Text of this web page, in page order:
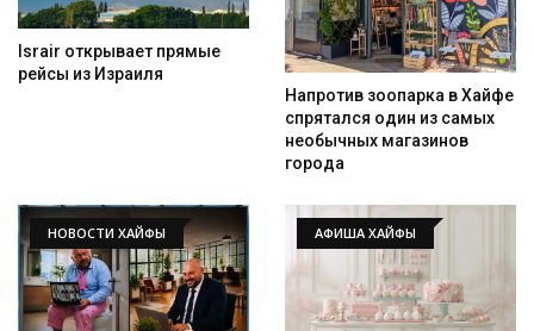
Israir открывает прямые
рейсы из Израиля
Напротив зоопарка в Хайфе
спрятался один из самых
необычных магазинов
города
НОВОСТИ ХАЙФЫ АФИША ХАЙФЫ